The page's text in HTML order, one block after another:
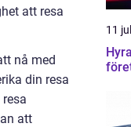
att resa
nå med
din resa
att
11